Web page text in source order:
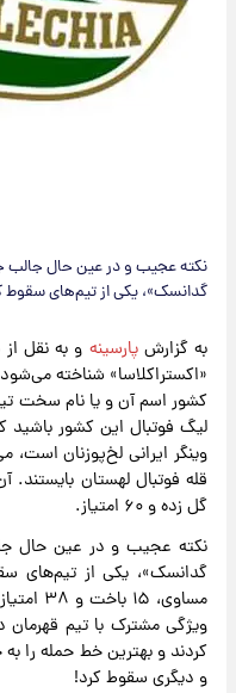
نکته عجیب و در عین حال جالب
گدانسک»، یکی از تیم‌های
به گزارشپارسینه و به نقل
«اکستراکلاسا» شناخته
کشور اسم آن و یا نام سخت
لیگ فوتبال این کشور باشید
وینگر ایرانی لخ‌پوزنان
گل زده و ۶۰ امتیاز.
نکته عجیب و در عین حال
کردند و بهترین خط حمله را
و دیگری سقوط کرد!